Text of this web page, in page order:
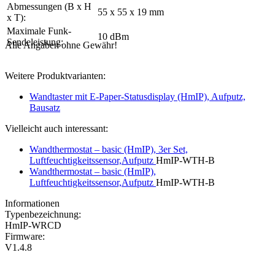
Abmessungen (B x H
x T):
55 x 55 x 19 mm
Maximale Funk-
Sendeleistung:
10 dBm
Alle Angaben ohne Gewähr!
Weitere Produktvarianten:
Wandtaster mit E-Paper-Statusdisplay (HmIP), Aufputz,
Bausatz
Vielleicht auch interessant:
Wandthermostat – basic (HmIP), 3er Set,
Luftfeuchtigkeitssensor,Aufputz HmIP-WTH-B
Wandthermostat – basic (HmIP),
Luftfeuchtigkeitssensor,Aufputz HmIP-WTH-B
Informationen
Typenbezeichnung:
HmIP-WRCD
Firmware:
V1.4.8